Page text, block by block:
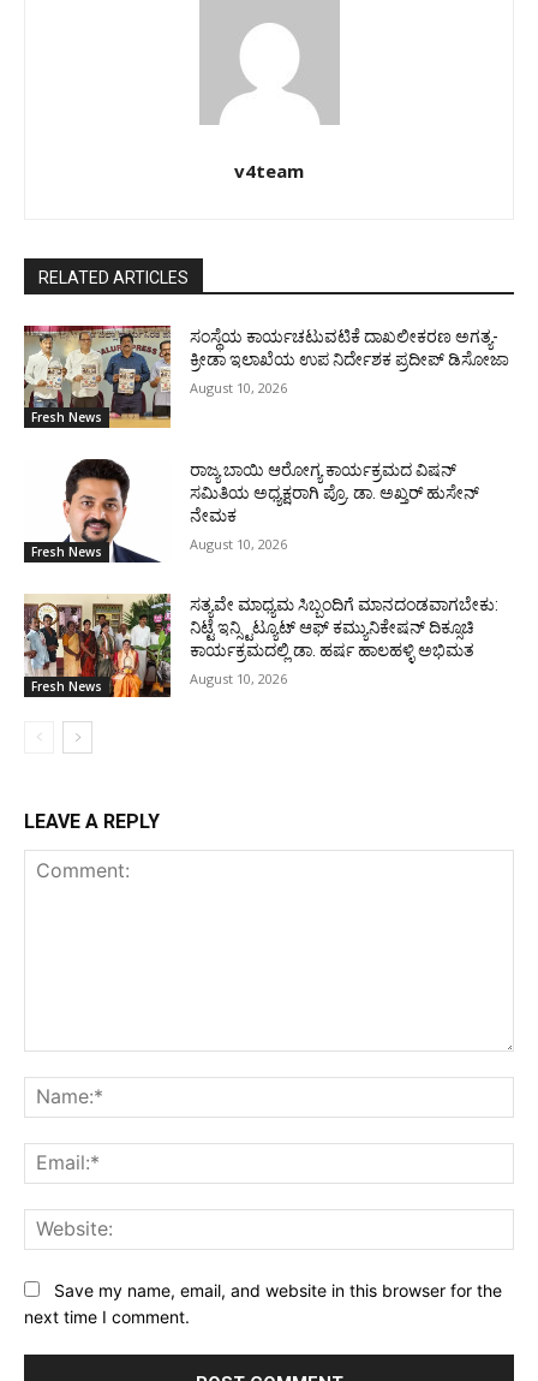
v4team
RELATED ARTICLES
Fresh News
ಸಂಸ್ಥೆಯ ಕಾರ್ಯಚಟುವಟಿಕೆ ದಾಖಲೀಕರಣ ಅಗತ್ಯ-
ಕ್ರೀಡಾ ಇಲಾಖೆಯ ಉಪ ನಿರ್ದೇಶಕ ಪ್ರದೀಪ್ ಡಿಸೋಜಾ
August 10, 2026
Fresh News
ರಾಜ್ಯ ಬಾಯಿ ಆರೋಗ್ಯ ಕಾರ್ಯಕ್ರಮದ ವಿಷನ್
ಸಮಿತಿಯ ಅಧ್ಯಕ್ಷರಾಗಿ ಪ್ರೊ. ಡಾ. ಅಖ್ತರ್ ಹುಸೇನ್
ನೇಮಕ
August 10, 2026
Fresh News
ಸತ್ಯವೇ ಮಾಧ್ಯಮ ಸಿಬ್ಬಂದಿಗೆ ಮಾನದಂಡವಾಗಬೇಕು:
ನಿಟ್ಟೆ ಇನ್ಸ್ಟಿಟ್ಯೂಟ್ ಆಫ್ ಕಮ್ಯುನಿಕೇಷನ್ ದಿಕ್ಸೂಚಿ
ಕಾರ್ಯಕ್ರಮದಲ್ಲಿ ಡಾ. ಹರ್ಷ ಹಾಲಹಳ್ಳಿ ಅಭಿಮತ
August 10, 2026
LEAVE A REPLY
Save my name, email, and website in this browser for the
next time I comment.